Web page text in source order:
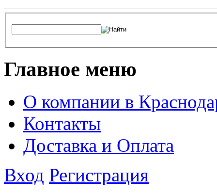
Главное меню
О компании в
Контакты
Доставка и Оплата
Вход Регистрация